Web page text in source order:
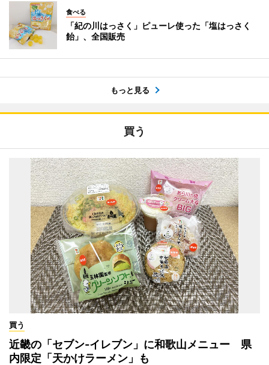
食べる
「紀の川はっさく」ピューレ使った「塩はっさく
飴」、全国販売
もっと見る
買う
買う
近畿の「セブン-イレブン」に和歌山メニュー 県
内限定「天かけラーメン」も